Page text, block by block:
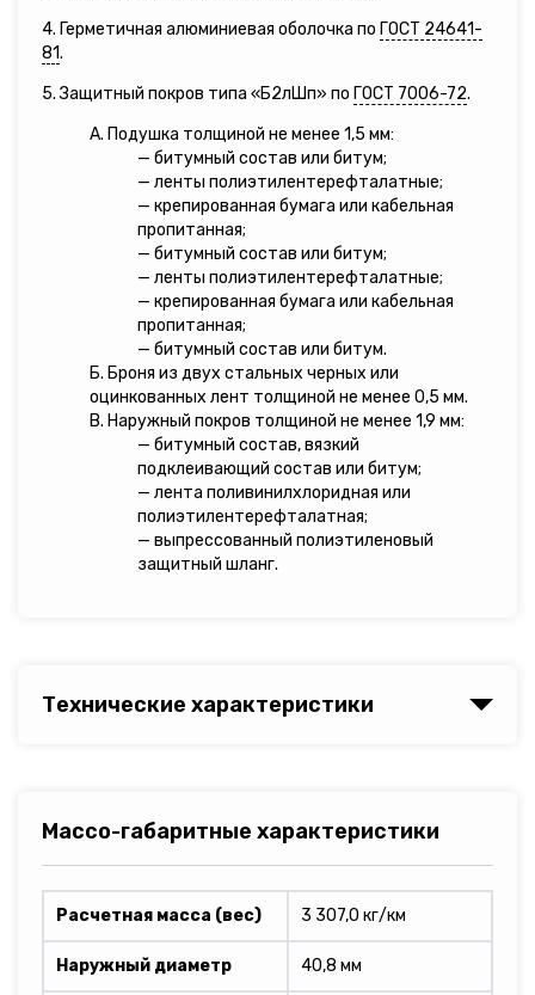
4. Герметичная алюминиевая оболочка по ГОСТ 24641-
81.
5. Защитный покров типа «Б2лШп» по ГОСТ 7006-72.
А. Подушка толщиной не менее 1,5 мм:
— битумный состав или битум;
— ленты полиэтилентерефталатные;
— крепированная бумага или кабельная
пропитанная;
— битумный состав или битум;
— ленты полиэтилентерефталатные;
— крепированная бумага или кабельная
пропитанная;
— битумный состав или битум.
Б. Броня из двух стальных черных или
оцинкованных лент толщиной не менее 0,5 мм.
В. Наружный покров толщиной не менее 1,9 мм:
— битумный состав, вязкий
подклеивающий состав или битум;
— лента поливинилхлоридная или
полиэтилентерефталатная;
— выпрессованный полиэтиленовый
защитный шланг.
Технические характеристики
Массо-габаритные характеристики
Расчетная масса (вес) 3 307,0 кг/км
Наружный диаметр 40,8 мм